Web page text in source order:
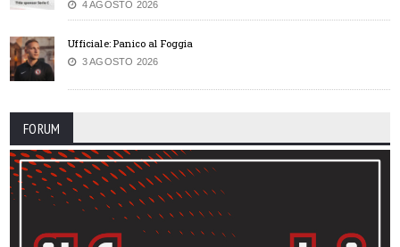
4 AGOSTO 2026
Ufficiale: Panico al Foggia
3 AGOSTO 2026
FORUM